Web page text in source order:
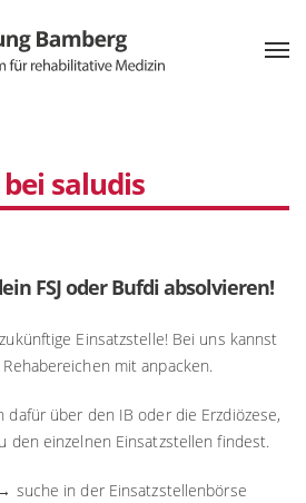
bei saludis
FSJ oder Bufdi absolvieren!
Einsatzstelle! Bei uns kannst
mit anpacken.
dafür über den IB oder die Erzdiözese,
den einzelnen Einsatzstellen findest.
suche in der Einsatzstellenbörse